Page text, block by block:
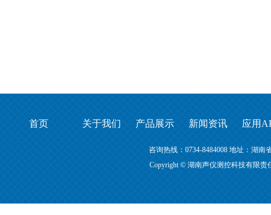
首页 关于我们 产品展示 新闻资讯 应用
咨询热线：0734-8484008 地址：湖
Copyright © 湖南声仪测控科技有限